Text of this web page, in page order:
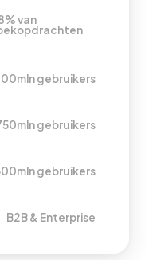
van
gebruikers
gebruikers
gebruikers
B2B & Enterprise